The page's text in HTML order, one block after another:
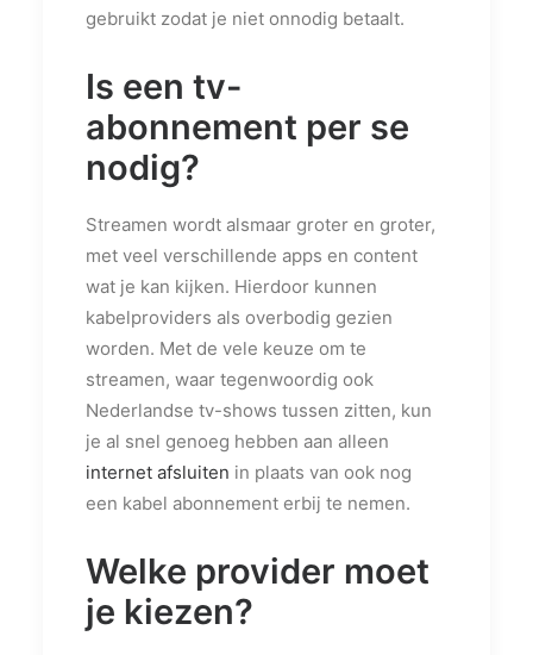
gebruikt zodat je niet onnodig betaalt.
Is een tv-
abonnement per se
nodig?
Streamen wordt alsmaar groter en groter,
met veel verschillende apps en content
wat je kan kijken. Hierdoor kunnen
kabelproviders als overbodig gezien
worden. Met de vele keuze om te
streamen, waar tegenwoordig ook
Nederlandse tv-shows tussen zitten, kun
je al snel genoeg hebben aan alleen
internet afsluiten in plaats van ook nog
een kabel abonnement erbij te nemen.
Welke provider moet
je kiezen?